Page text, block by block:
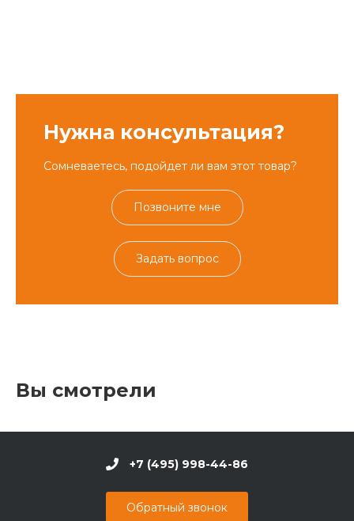
Нужна консультация?
Сомневаетесь, подойдет ли вам этот товар?
Позвоните мне
Задать вопрос
Вы смотрели
+7 (495) 998-44-86
Обратный звонок